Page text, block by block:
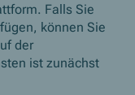
Falls Sie
können Sie
der
ist zunächst